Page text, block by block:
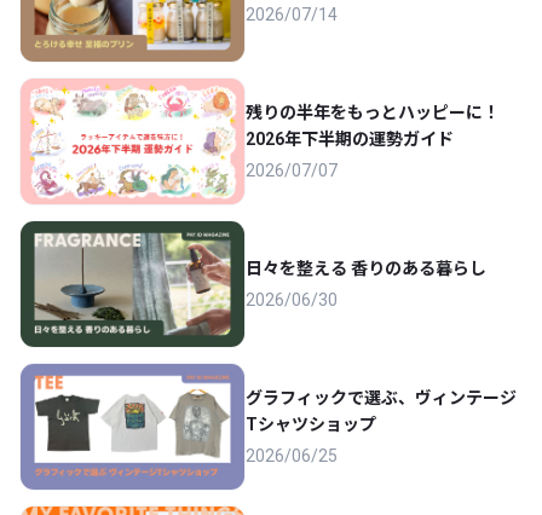
2026/07/14
残りの半年をもっとハッピーに！
2026年下半期の運勢ガイド
2026/07/07
日々を整える 香りのある暮らし
2026/06/30
グラフィックで選ぶ、ヴィンテージ
Tシャツショップ
2026/06/25